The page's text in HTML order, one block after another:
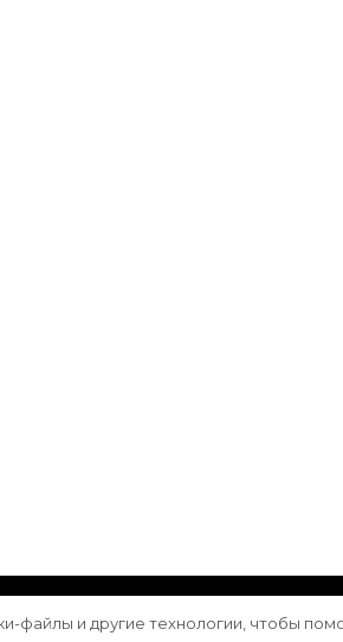
. Все права защищены. Vilva |
файлы и другие технологии, чтобы